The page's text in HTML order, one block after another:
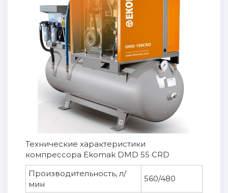
Технические характеристики
компрессора Ekomak DMD 55 СRD
Производительность, л/
мин
560/480